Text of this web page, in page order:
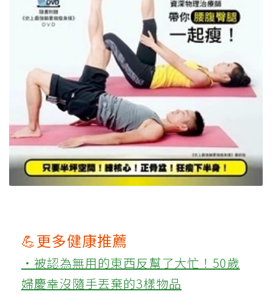
💪更多健康推薦
‧被認為無用的東西反幫了大忙！50歲
婦慶幸沒隨手丟棄的3樣物品